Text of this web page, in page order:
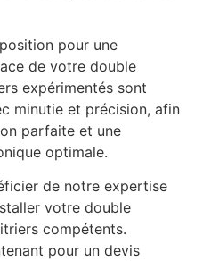
pour une
de votre double
expérimentés sont
minutie et précision, afin
parfaite et une
optimale.
de notre expertise
votre double
compétents.
pour un devis